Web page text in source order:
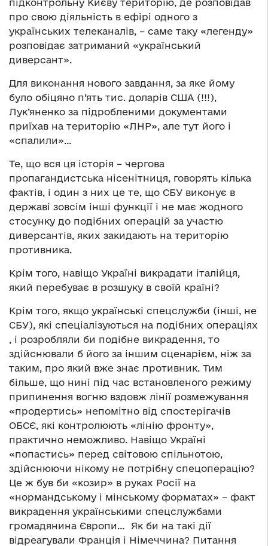
підконтрольну Києву територію, де розповідав
про свою діяльність в ефірі одного з
українських телеканалів, – саме таку «легенду»
розповідає затриманий «український
диверсант».
Для виконання нового завдання, за яке йому
було обіцяно п’ять тис. доларів США (!!!),
Лук’яненко за підробленими документами
приїхав на територію «ЛНР», але тут його і
«спалили»…
Те, що вся ця історія – чергова
пропагандистська нісенітниця, говорять кілька
фактів, і один з них це те, що СБУ виконує в
державі зовсім інші функції і не має жодного
стосунку до подібних операцій за участю
диверсантів, яких закидають на територію
противника.
Крім того, навіщо Україні викрадати італійця,
який перебуває в розшуку в своїй країні?
Крім того, якщо українські спецслужби (інші, не
СБУ), які спеціалізуються на подібних операціях
, і розробляли би подібне викрадення, то
здійснювали б його за іншим сценарієм, ніж за
таким, про який вже знає противник. Тим
більше, що нині під час встановленого режиму
припинення вогню вздовж лінії розмежування
«продертись» непомітно від спостерігачів
ОБСЄ, які контролюють «лінію фронту»,
практично неможливо. Навіщо Україні
«попастись» перед світовою спільнотою,
здійснюючи нікому не потрібну спецоперацію?
Це ж був би «козир» в руках Росії на
«нормандському і мінському форматах» – факт
викрадення українськими спецслужбами
громадянина Європи… Як би на такі дії
відреагували Франція і Німеччина? Питання